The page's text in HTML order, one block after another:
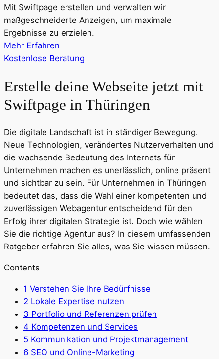
Mit Swiftpage erstellen und verwalten wir
maßgeschneiderte Anzeigen, um maximale
Ergebnisse zu erzielen.
Mehr Erfahren
Kostenlose Beratung
Erstelle deine Webseite jetzt mit
Swiftpage in Thüringen
Die digitale Landschaft ist in ständiger Bewegung.
Neue Technologien, verändertes Nutzerverhalten und
die wachsende Bedeutung des Internets für
Unternehmen machen es unerlässlich, online präsent
und sichtbar zu sein. Für Unternehmen in Thüringen
bedeutet das, dass die Wahl einer kompetenten und
zuverlässigen Webagentur entscheidend für den
Erfolg ihrer digitalen Strategie ist. Doch wie wählen
Sie die richtige Agentur aus? In diesem umfassenden
Ratgeber erfahren Sie alles, was Sie wissen müssen.
Contents
1 Verstehen Sie Ihre Bedürfnisse
2 Lokale Expertise nutzen
3 Portfolio und Referenzen prüfen
4 Kompetenzen und Services
5 Kommunikation und Projektmanagement
6 SEO und Online-Marketing